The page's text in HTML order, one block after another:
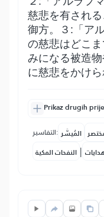
慈悲を有され
御方。３:「ア
の慈悲はどこ
みになる被造
に慈悲をかけら
Prikaz drugih
التفاسير: المُيسَّر
النفحات المكية |